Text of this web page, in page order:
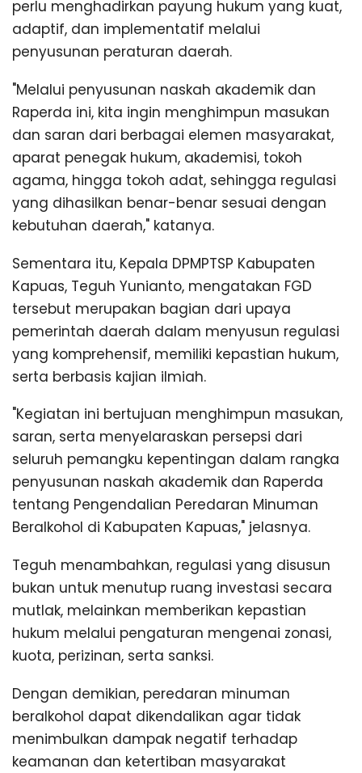
perlu menghadirkan payung hukum yang kuat,
adaptif, dan implementatif melalui
penyusunan peraturan daerah.
"Melalui penyusunan naskah akademik dan
Raperda ini, kita ingin menghimpun masukan
dan saran dari berbagai elemen masyarakat,
aparat penegak hukum, akademisi, tokoh
agama, hingga tokoh adat, sehingga regulasi
yang dihasilkan benar-benar sesuai dengan
kebutuhan daerah," katanya.
Sementara itu, Kepala DPMPTSP Kabupaten
Kapuas, Teguh Yunianto, mengatakan FGD
tersebut merupakan bagian dari upaya
pemerintah daerah dalam menyusun regulasi
yang komprehensif, memiliki kepastian hukum,
serta berbasis kajian ilmiah.
"Kegiatan ini bertujuan menghimpun masukan,
saran, serta menyelaraskan persepsi dari
seluruh pemangku kepentingan dalam rangka
penyusunan naskah akademik dan Raperda
tentang Pengendalian Peredaran Minuman
Beralkohol di Kabupaten Kapuas," jelasnya.
Teguh menambahkan, regulasi yang disusun
bukan untuk menutup ruang investasi secara
mutlak, melainkan memberikan kepastian
hukum melalui pengaturan mengenai zonasi,
kuota, perizinan, serta sanksi.
Dengan demikian, peredaran minuman
beralkohol dapat dikendalikan agar tidak
menimbulkan dampak negatif terhadap
keamanan dan ketertiban masyarakat